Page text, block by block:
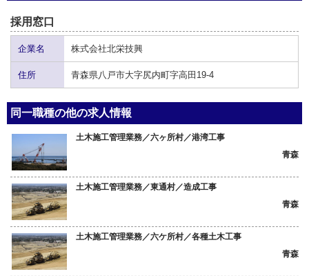
採用窓口
企業名 株式会社北栄技興
住所 青森県八戸市大字尻内町字高田19-4
同一職種の他の求人情報
土木施工管理業務／六ヶ所村／港湾工事
青森
土木施工管理業務／東通村／造成工事
青森
土木施工管理業務／六ケ所村／各種土木工事
青森